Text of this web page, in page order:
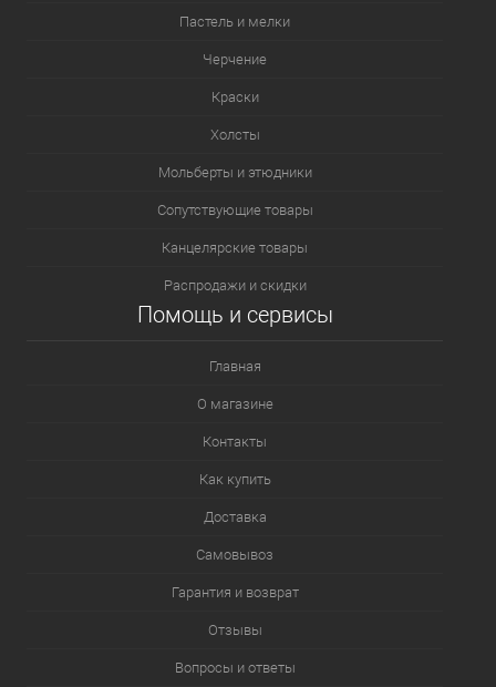
Пастель и мелки
Черчение
Краски
Холсты
Мольберты и этюдники
Сопутствующие товары
Канцелярские товары
Распродажи и скидки
Помощь и сервисы
Главная
О магазине
Контакты
Как купить
Доставка
Самовывоз
Гарантия и возврат
Отзывы
Вопросы и ответы